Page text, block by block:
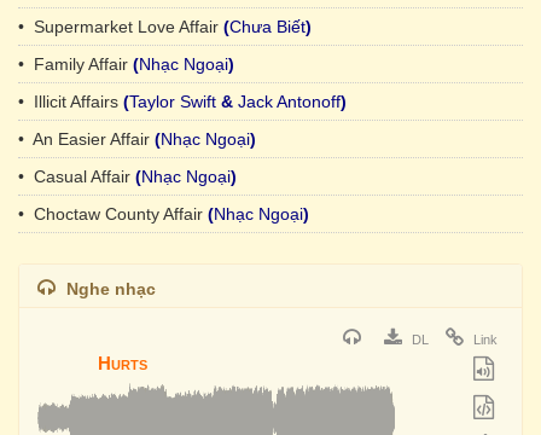
• Supermarket Love Affair (Chưa Biết)
• Family Affair (Nhạc Ngoại)
• Illicit Affairs (Taylor Swift & Jack Antonoff)
• An Easier Affair (Nhạc Ngoại)
• Casual Affair (Nhạc Ngoại)
• Choctaw County Affair (Nhạc Ngoại)
Nghe nhạc
DL Link
Hurts